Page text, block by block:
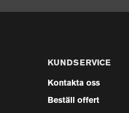
KUNDSERVICE
Kontakta oss
Beställ offert